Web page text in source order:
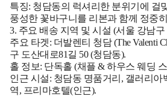
특징: 청담동의 럭셔리한 분위기에 걸
풍성한 꽃바구니를 리본과 함께 정중
3. 주요 배송 지역 및 시설 (서울 강남
주요 타겟: 더발렌티 청담 (The Valenti
구 도산대로81길 50 (청담동).
홀 정보: 단독홀 (채플 & 하우스 웨딩
인근 시설: 청담동 명품거리, 갤러리아
역, 프리마호텔(인근).